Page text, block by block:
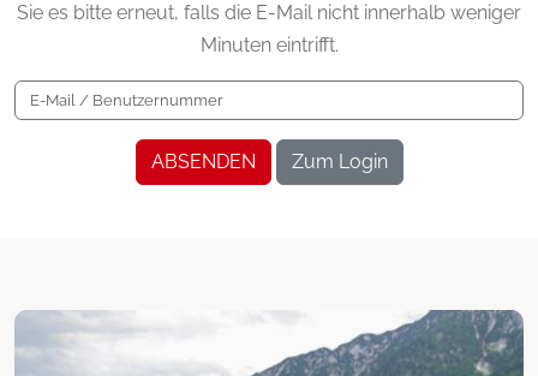
Sie es bitte erneut, falls die E-Mail nicht innerhalb weniger
Minuten eintrifft.
ABSENDEN Zum Login